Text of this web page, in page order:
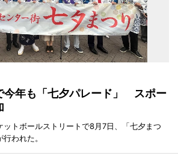
今年も「七夕パレード」 スポー
ットボールストリートで8月7日、「七夕まつ
われた。